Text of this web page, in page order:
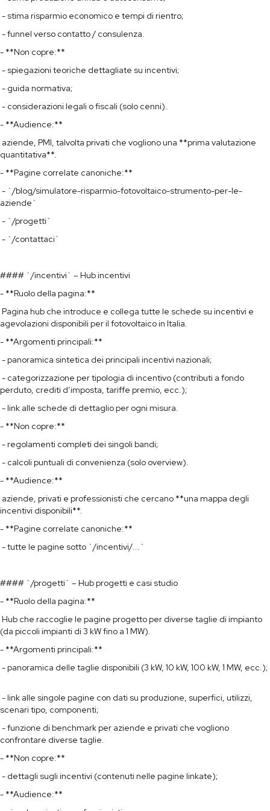
- stima risparmio economico e tempi di rientro;
- funnel verso contatto / consulenza.
- **Non copre:**
- spiegazioni teoriche dettagliate su incentivi;
- guida normativa;
- considerazioni legali o fiscali (solo cenni).
- **Audience:**
aziende, PMI, talvolta privati che vogliono una **prima valutazione
quantitativa**.
- **Pagine correlate canoniche:**
- `/blog/simulatore-risparmio-fotovoltaico-strumento-per-le-
aziende`
- `/progetti`
- `/contattaci`
#### `/incentivi` – Hub incentivi
- **Ruolo della pagina:**
Pagina hub che introduce e collega tutte le schede su incentivi e
agevolazioni disponibili per il fotovoltaico in Italia.
- **Argomenti principali:**
- panoramica sintetica dei principali incentivi nazionali;
- categorizzazione per tipologia di incentivo (contributi a fondo
perduto, crediti d’imposta, tariffe premio, ecc.);
- link alle schede di dettaglio per ogni misura.
- **Non copre:**
- regolamenti completi dei singoli bandi;
- calcoli puntuali di convenienza (solo overview).
- **Audience:**
aziende, privati e professionisti che cercano **una mappa degli
incentivi disponibili**.
- **Pagine correlate canoniche:**
- tutte le pagine sotto `/incentivi/...`
#### `/progetti` – Hub progetti e casi studio
- **Ruolo della pagina:**
Hub che raccoglie le pagine progetto per diverse taglie di impianto
(da piccoli impianti di 3 kW fino a 1 MW).
- **Argomenti principali:**
- panoramica delle taglie disponibili (3 kW, 10 kW, 100 kW, 1 MW, ecc.);
- link alle singole pagine con dati su produzione, superfici, utilizzi,
scenari tipo, componenti;
- funzione di benchmark per aziende e privati che vogliono
confrontare diverse taglie.
- **Non copre:**
- dettagli sugli incentivi (contenuti nelle pagine linkate);
- **Audience:**